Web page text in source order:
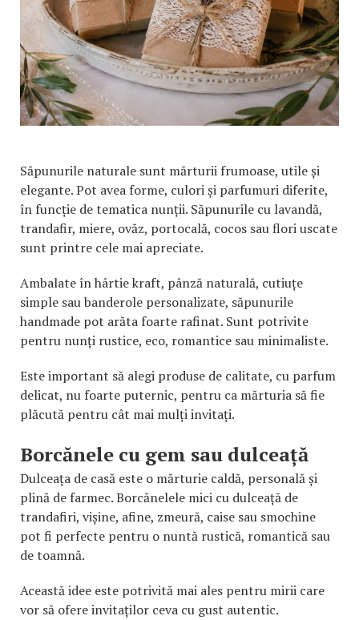
Săpunurile naturale sunt mărturii frumoase, utile și
elegante. Pot avea forme, culori și parfumuri diferite,
în funcție de tematica nunții. Săpunurile cu lavandă,
trandafir, miere, ovăz, portocală, cocos sau flori uscate
sunt printre cele mai apreciate.
Ambalate în hârtie kraft, pânză naturală, cutiuțe
simple sau banderole personalizate, săpunurile
handmade pot arăta foarte rafinat. Sunt potrivite
pentru nunți rustice, eco, romantice sau minimaliste.
Este important să alegi produse de calitate, cu parfum
delicat, nu foarte puternic, pentru ca mărturia să fie
plăcută pentru cât mai mulți invitați.
Borcănele cu gem sau dulceață
Dulceața de casă este o mărturie caldă, personală și
plină de farmec. Borcănelele mici cu dulceață de
trandafiri, vișine, afine, zmeură, caise sau smochine
pot fi perfecte pentru o nuntă rustică, romantică sau
de toamnă.
Această idee este potrivită mai ales pentru mirii care
vor să ofere invitaților ceva cu gust autentic.